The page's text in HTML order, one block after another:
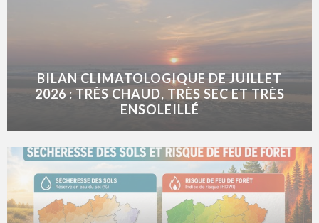
BILAN CLIMATOLOGIQUE DE JUILLET
2026 : TRÈS CHAUD, TRÈS SEC ET TRÈS
ENSOLEILLÉ